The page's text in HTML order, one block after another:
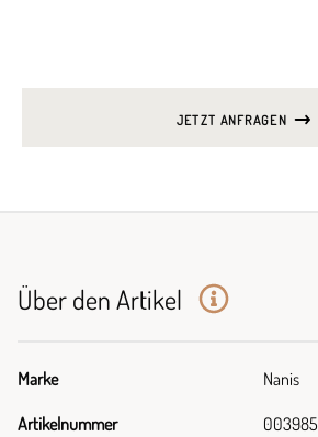
JETZT ANFRAGEN
Über den Artikel
Marke Nanis
Artikelnummer 003985